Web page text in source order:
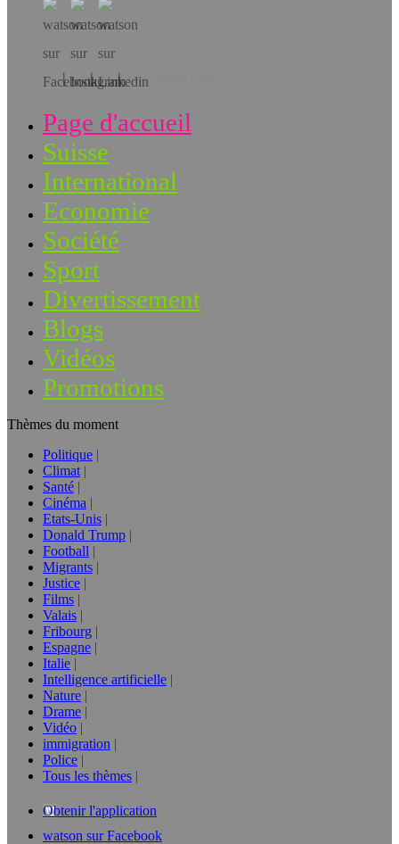
Téléchargez l’app!
Page d'accueil
Suisse
International
Economie
Société
Sport
Divertissement
Blogs
Vidéos
Promotions
Thèmes du moment
Politique
Climat
Santé
Cinéma
Etats-Unis
Donald Trump
Football
Migrants
Justice
Films
Valais
Fribourg
Espagne
Italie
Intelligence artificielle
Nature
Drame
Vidéo
immigration
Police
Tous les thèmes
Obtenir l'application
watson sur Facebook